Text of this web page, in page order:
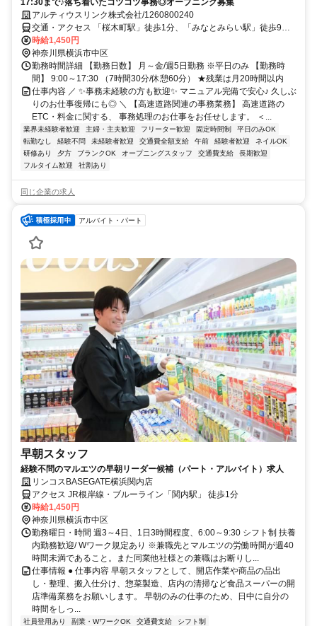
17:30まで♪落ち着いたコツコツ事務◎オープニング募集
アルティウスリンク株式会社/1260800240
交通・アクセス 「桜木町駅」徒歩1分、「みなとみらい駅」徒歩9分
★交通費実費支給※社内規定あり★
時給1,450円
神奈川県横浜市中区
勤務時間詳細 【勤務日数】 月～金/週5日勤務 ※平日のみ 【勤務時
間】 9:00～17:30 （7時間30分/休憩60分） ★残業は月20時間以内
仕事内容 ／ ✨事務未経験の方も歓迎✨ マニュアル完備で安心♪ 久しぶ
りのお仕事復帰にも◎ ＼ 【高速道路関連の事務業務】 高速道路の
ETC・料金に関する、 事務処理のお仕事をお任せします。 ＜...
業界未経験者歓迎 主婦・主夫歓迎 フリーター歓迎 固定時間制
平日のみOK
転勤なし
経験不問 未経験者歓迎 交通費全額支給 午前 経験者歓迎
ネイルOK
研修あり
夕方 ブランクOK オープニングスタッフ 交通費支給
長期歓迎
フルタイム歓迎
社割あり
同じ企業の求人
アルバイト・パート
早朝スタッフ
経験不問のマルエツの早朝リーダー候補（パート・アルバイト）求人
リンコスBASEGATE横浜関内店
アクセス JR根岸線・ブルーライン「関内駅」 徒歩1分
時給1,450円
神奈川県横浜市中区
勤務曜日・時間 週3～4日、1日3時間程度、6:00～9:30 シフト制 扶養
内勤務歓迎/ Wワーク規定あり ※兼職先とマルエツの労働時間が週40
時間未満であること。また同業他社様との兼職はお断りし...
仕事情報 ● 仕事内容 早朝スタッフとして、開店作業や商品の品出
し・整理、搬入仕分け、惣菜製造、店内の清掃など食品スーパーの開
店準備業務をお願いします。 早朝のみの仕事のため、日中に自分の
時間をしっ...
社員登用あり 副業・WワークOK 交通費支給 シフト制